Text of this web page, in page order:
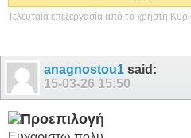
Τελευταία επεξεργασία από το χρήστη
anagnostou1 said:
15-03-26 15:50